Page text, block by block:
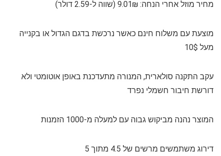
מחיר מוזל אחרי הנחה: 9.01₪ (שווה ל-2.59 דולר)
מוצעת עם משלוח חינם כאשר נרכשת בדגם הגדול או בקנייה
מעל 10$
עקב התקנה סולארית, המנורה מתעדכנת באופן אוטומטי ולא
דורשת חיבור חשמלי נפרד
המוצר נהנה מביקוש גבוה עם למעלה מ-1000 הזמנות
דירוג משתמשים מרשים של 4.5 מתוך 5